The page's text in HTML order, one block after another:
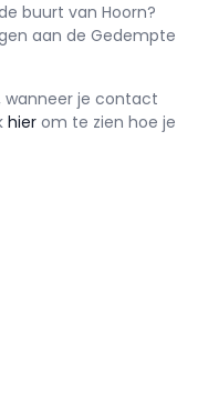
buurt van Hoorn?
aan de Gedempte
wanneer je contact
hier om te zien hoe je